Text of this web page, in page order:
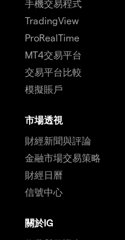
手機交易程式
TradingView
ProRealTime
MT4交易平台
交易平台比較
模擬賬戶
市場透視
財經新聞與評論
金融市場交易策略
財經日曆
信號中心
關於IG